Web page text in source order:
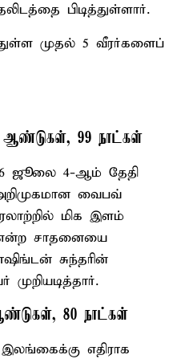
பிடித்துள்ளார்.
முதல் 5 வீரர்களைப்
99 நாட்கள்
ஜூலை 4-ஆம் தேதி
வைபவ்
மிக இளம்
என்ற சாதனையை
சுந்தரின்
80 நாட்கள்
எதிராக